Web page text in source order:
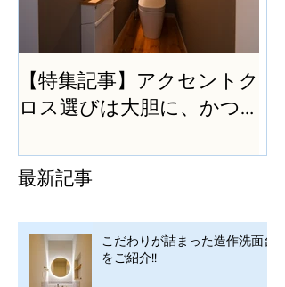
【特集記事】アクセントク
ロス選びは大胆に、かつ
最新記事
こだわりが詰まった造作洗面台
をご紹介!!